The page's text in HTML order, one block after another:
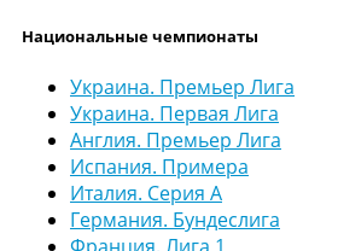
Национальные чемпионаты
Украина. Премьер Лига
Украина. Первая Лига
Англия. Премьер Лига
Испания. Примера
Италия. Серия А
Германия. Бундеслига